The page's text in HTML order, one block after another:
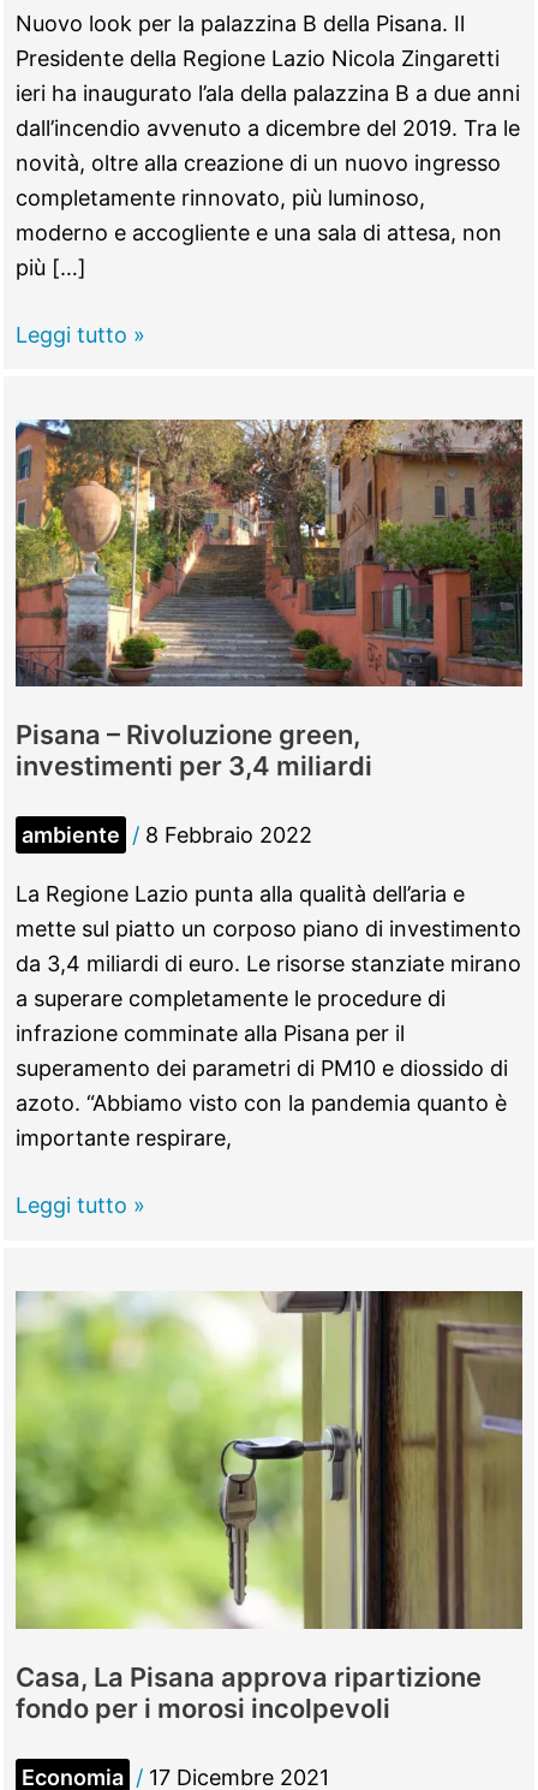
Nuovo look per la palazzina B della Pisana. Il
Presidente della Regione Lazio Nicola Zingaretti
ieri ha inaugurato l’ala della palazzina B a due anni
dall’incendio avvenuto a dicembre del 2019. Tra le
novità, oltre alla creazione di un nuovo ingresso
completamente rinnovato, più luminoso,
moderno e accogliente e una sala di attesa, non
più […]
Nuovo
la
Pisana
Leggi tutto »
Pisana – Rivoluzione green,
investimenti per 3,4 miliardi
ambiente / 8 Febbraio 2022
La Regione Lazio punta alla qualità dell’aria e
mette sul piatto un corposo piano di investimento
da 3,4 miliardi di euro. Le risorse stanziate mirano
a superare completamente le procedure di
infrazione comminate alla Pisana per il
superamento dei parametri di PM10 e diossido di
azoto. “Abbiamo visto con la pandemia quanto è
importante respirare,
Pisana
green,
investimenti
miliardi
Leggi tutto »
Casa, La Pisana approva ripartizione
fondo per i morosi incolpevoli
Economia / 17 Dicembre 2021